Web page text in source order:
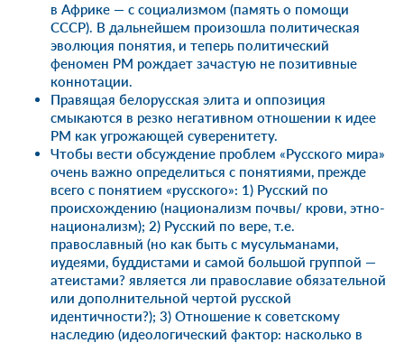
в Африке — с социализмом (память о помощи
СССР). В дальнейшем произошла политическая
эволюция понятия, и теперь политический
феномен РМ рождает зачастую не позитивные
коннотации.
Правящая белорусская элита и оппозиция
смыкаются в резко негативном отношении к идее
РМ как угрожающей суверенитету.
Чтобы вести обсуждение проблем «Русского мира»
очень важно определиться с понятиями, прежде
всего с понятием «русского»: 1) Русский по
происхождению (национализм почвы/ крови, этно-
национализм); 2) Русский по вере, т.е.
православный (но как быть с мусульманами,
иудеями, буддистами и самой большой группой —
атеистами? является ли православие обязательной
или дополнительной чертой русской
идентичности?); 3) Отношение к советскому
наследию (идеологический фактор: насколько в